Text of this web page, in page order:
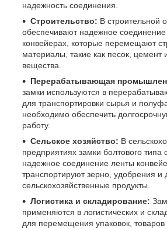
надежность соединения.
Строительство: В строительной
обеспечивают надежное
конвейерах, которые перемещают
материалы, такие как песок, цемент
вещества.
Перерабатывающая
замки используются в
для транспортировки сырья и
необходимо обеспечить
работу.
Сельское хозяйство: В
предприятиях замки болтового типа
надежное соединение ленты
транспортируют зерно, удобрения и
сельскохозяйственные продукты.
Логистика и складирование:
применяются в логистических и
для перемещения упаковок, товаров